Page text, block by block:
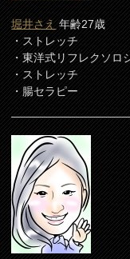
堀井さえ年齢27歳
・ストレッチ
・東洋式リフレクソロ
・ストレッチ
・腸セラピー